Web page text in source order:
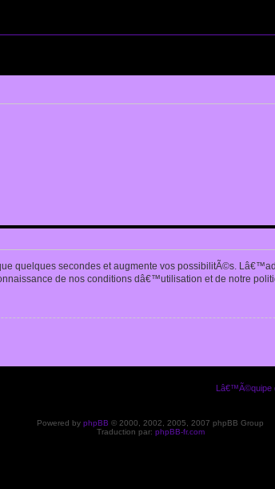
quelques secondes et augmente vos possibilitÃ©s.
de nos conditions dâ€™utilisation et de notre
Lâ€™Ã©quipe
Powered by phpBB © 2000, 2002, 2005, 2007 phpBB Group
Traduction par: phpBB-fr.com